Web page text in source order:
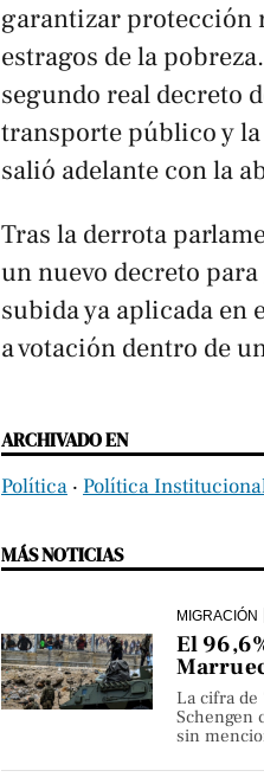
garantizar protección
estragos de la
segundo real decreto
transporte público y
salió adelante con la
Tras la derrota
un nuevo decreto
subida ya aplicada en
a votación dentro de
ARCHIVADO EN
Política ‧ Política
MÁS NOTICIAS
MIGRACIÓN
El
La cifra de
Schengen
sin